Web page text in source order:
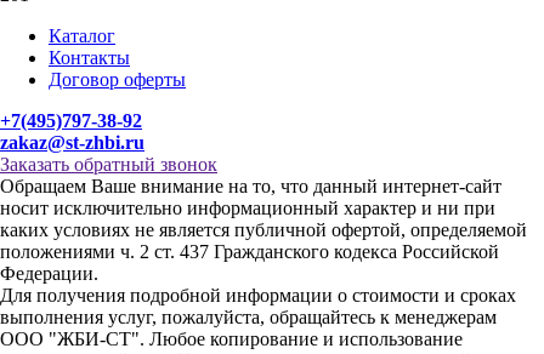
Каталог
Контакты
Договор оферты
+7(495)797-38-92
zakaz@st-zhbi.ru
Заказать обратный звонок
Обращаем Ваше внимание на то, что данный интернет-сайт
носит исключительно информационный характер и ни при
каких условиях не является публичной офертой, определяемой
положениями ч. 2 ст. 437 Гражданского кодекса Российской
Федерации.
Для получения подробной информации о стоимости и сроках
выполнения услуг, пожалуйста, обращайтесь к менеджерам
ООО "ЖБИ-СТ". Любое копирование и использование